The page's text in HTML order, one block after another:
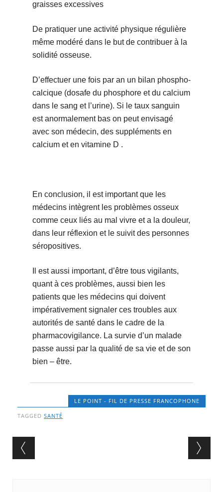
graisses excessives
De pratiquer une activité physique régulière
même modéré dans le but de contribuer à la
solidité osseuse.
D’effectuer une fois par an un bilan phospho-
calcique (dosafe du phosphore et du calcium
dans le sang et l’urine). Si le taux sanguin
est anormalement bas on peut envisagé
avec son médecin, des suppléments en
calcium et en vitamine D .
En conclusion, il est important que les
médecins intègrent les problèmes osseux
comme ceux liés au mal vivre et a la douleur,
dans leur réflexion et le suivit des personnes
séropositives.
Il est aussi important, d’être tous vigilants,
quant à ces problèmes, aussi bien les
patients que les médecins qui doivent
impérativement signaler ces troubles aux
autorités de santé dans le cadre de la
pharmacovigilance. La survie d’un malade
passe aussi par la qualité de sa vie et de son
bien – être.
LE POINT - FIL DE PRESSE FRANCOPHONE
TAGGEDSANTÉ
Post navigation